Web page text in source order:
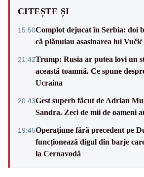
CITEȘTE ȘI
15:50Complot dejucat în Serbia: doi
că plănuiau asasinarea lui Vučić
21:42Trump: Rusia ar putea lovi un
această toamnă. Ce spune
Ucraina
20:43Gest superb făcut de Adrian
Sandra. Zeci de mii de oameni
19:45Operațiune fără precedent pe
funcționează digul din barje
la Cernavodă